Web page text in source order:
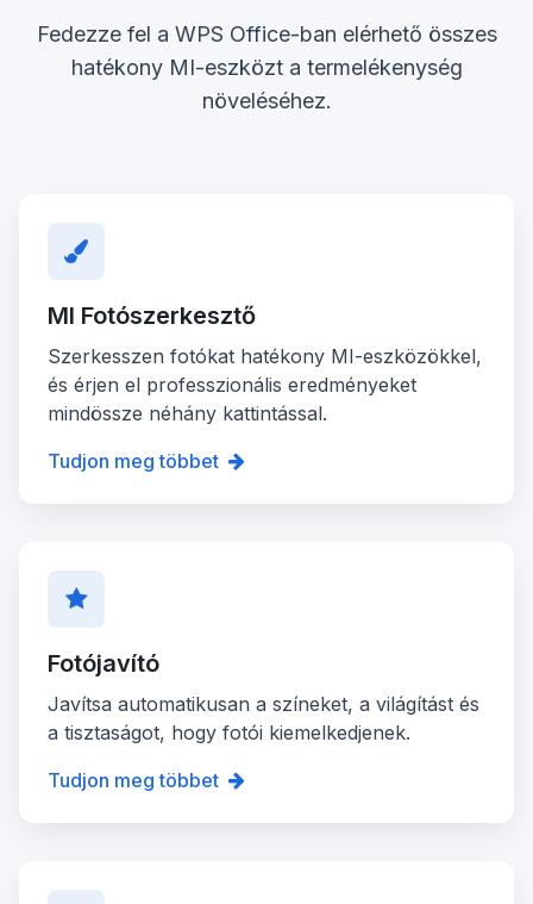
Fedezze fel a WPS Office-ban elérhető összes
hatékony MI-eszközt a termelékenység
növeléséhez.
MI Fotószerkesztő
Szerkesszen fotókat hatékony MI-eszközökkel,
és érjen el professzionális eredményeket
mindössze néhány kattintással.
Tudjon meg többet
Fotójavító
Javítsa automatikusan a színeket, a világítást és
a tisztaságot, hogy fotói kiemelkedjenek.
Tudjon meg többet